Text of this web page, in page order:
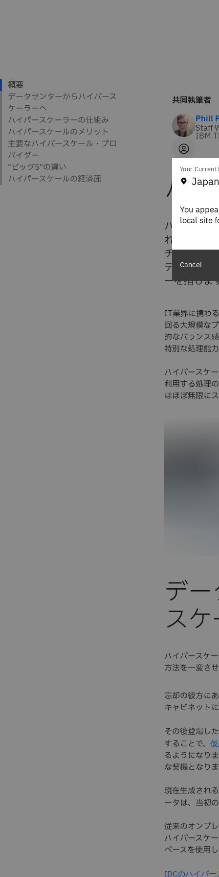
共同執筆者
Phill
Staff
IBM
ハ
ハイパース
れた拡張性
チャーです
データセン
ーを指しま
IT業界に携わ
回る大規模な
的なバランス
特別な処理能
ハイパースケ
利用する処理
はほぼ無限に
デ
ス
ハイパースケ
方法を一変さ
忘却の彼方に
キャビネット
その後登場し
することで、
るようになり
な契機となり
現在生成され
ータは、当初
従来のオンプ
ハイパースケ
ペースを使用
IDCのハイパ
Your Current
You
local site
Cancel